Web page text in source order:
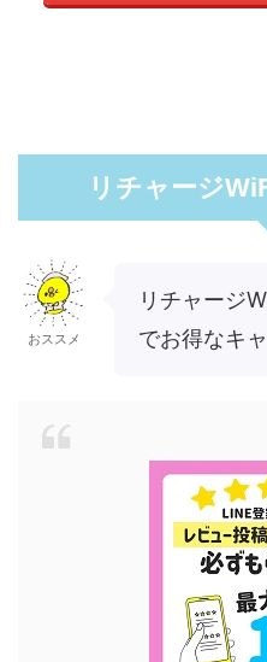
リチャージ
おススメ
リチャージ
でお得なキ